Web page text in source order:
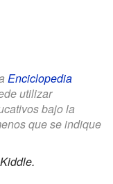
Enciclopedia
utilizar
bajo la
que se indique